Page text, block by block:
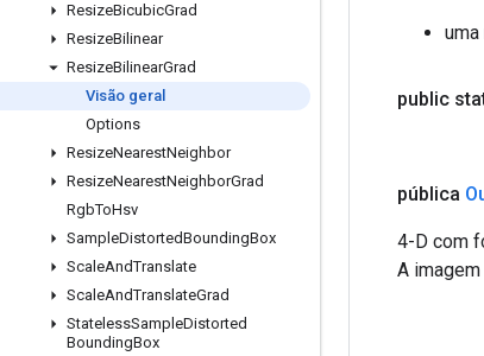
ResizeBicubicGrad
ResizeBilinear
ResizeBilinearGrad
Visão geral
Options
ResizeNearestNeighbor
ResizeNearestNeighborGrad
RgbToHsv
SampleDistortedBoundingBox
ScaleAndTranslate
ScaleAndTranslateGrad
StatelessSampleDistorted
BoundingBox
public
pública
4-D com
A